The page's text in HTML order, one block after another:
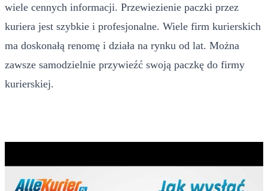
wiele cennych informacji. Przewiezienie paczki przez
kuriera jest szybkie i profesjonalne. Wiele firm kurierskich
ma doskonałą renomę i działa na rynku od lat. Można
zawsze samodzielnie przywieźć swoją paczkę do firmy
kurierskiej.